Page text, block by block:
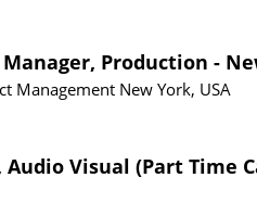
Production -
Management New York, USA
Visual (Part Time